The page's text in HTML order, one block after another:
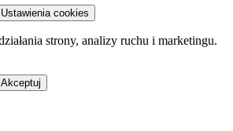
Ustawienia cookies
strony, analizy ruchu i marketingu.
Akceptuj